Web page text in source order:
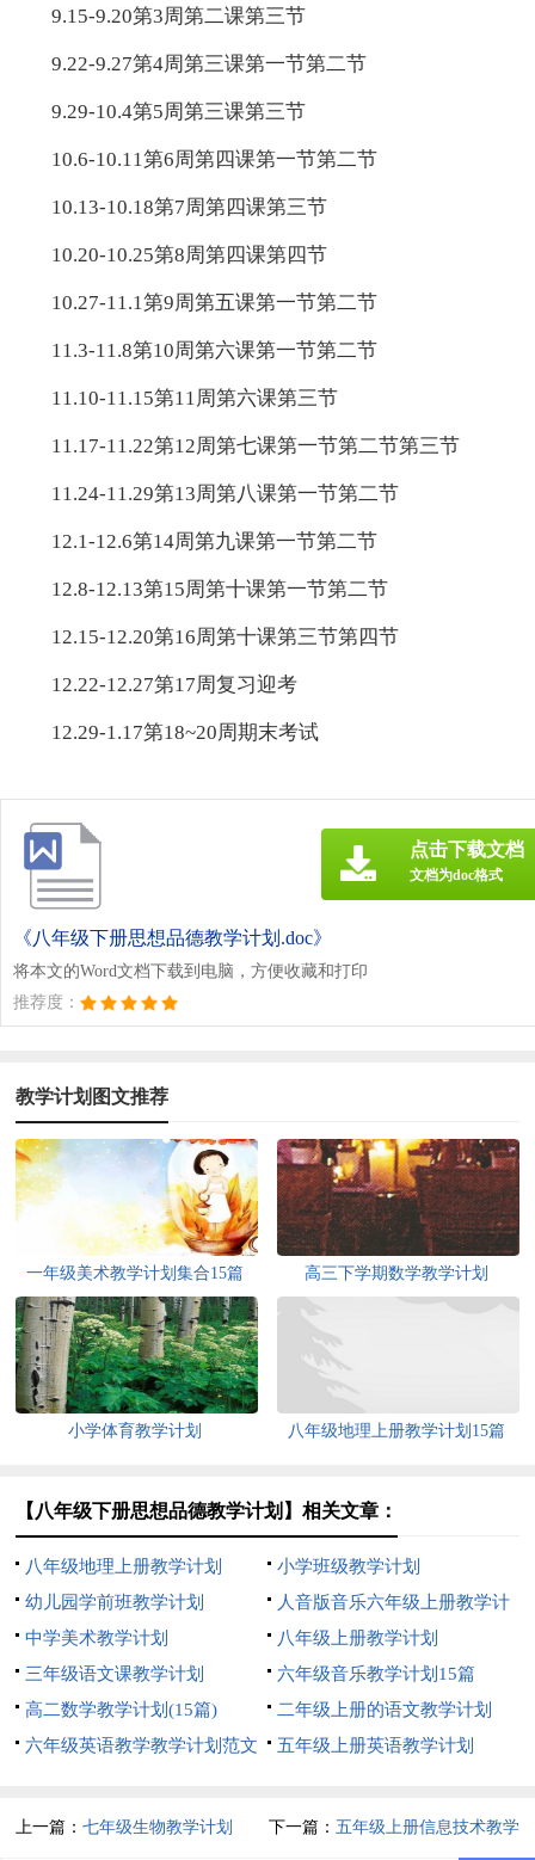
9.15-9.20第3周第二课第三节
9.22-9.27第4周第三课第一节第二节
9.29-10.4第5周第三课第三节
10.6-10.11第6周第四课第一节第二节
10.13-10.18第7周第四课第三节
10.20-10.25第8周第四课第四节
10.27-11.1第9周第五课第一节第二节
11.3-11.8第10周第六课第一节第二节
11.10-11.15第11周第六课第三节
11.17-11.22第12周第七课第一节第二节第三节
11.24-11.29第13周第八课第一节第二节
12.1-12.6第14周第九课第一节第二节
12.8-12.13第15周第十课第一节第二节
12.15-12.20第16周第十课第三节第四节
12.22-12.27第17周复习迎考
12.29-1.17第18~20周期末考试
《八年级下册思想品德教学计划.doc》
将本文的Word文档下载到电脑，方便收藏和打印
推荐度：
点击下载文档
文档为doc格式
教学计划图文推荐
一年级美术教学计划集合15篇 高三下学期数学教学计划
小学体育教学计划 八年级地理上册教学计划15篇
【八年级下册思想品德教学计划】相关文章：
八年级地理上册教学计划
小学班级教学计划
幼儿园学前班教学计划
人音版音乐六年级上册教学计
划
中学美术教学计划
八年级上册教学计划
三年级语文课教学计划
六年级音乐教学计划15篇
高二数学教学计划(15篇)
二年级上册的语文教学计划
六年级英语教学教学计划范文
五年级上册英语教学计划
上一篇：七年级生物教学计划 下一篇： 五年级上册信息技术教学